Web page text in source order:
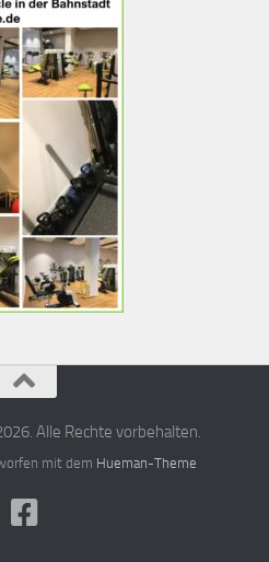
Alle Rechte vorbehalten.
mit dem Hueman-Theme